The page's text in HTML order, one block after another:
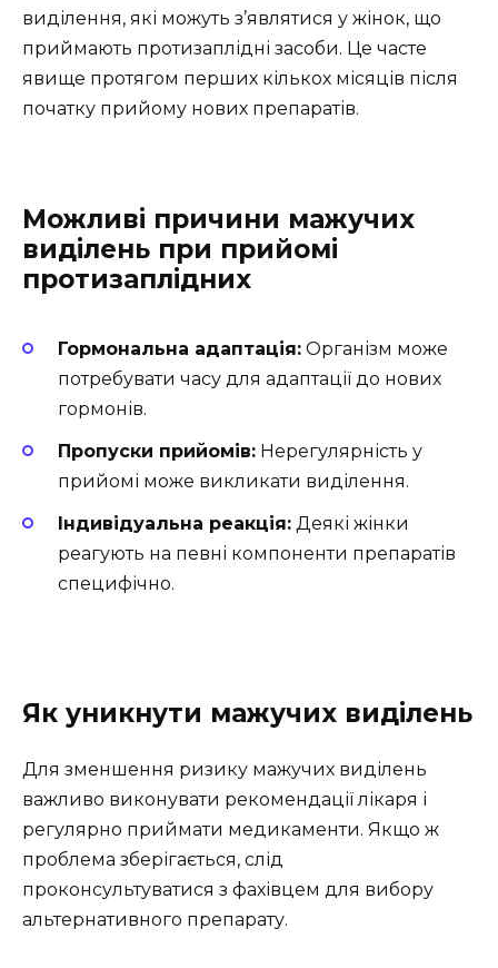
виділення, які можуть з’являтися у жінок, що
приймають протизаплідні засоби. Це часте
явище протягом перших кількох місяців після
початку прийому нових препаратів.
Можливі причини мажучих
виділень при прийомі
протизаплідних
Гормональна адаптація: Організм може
потребувати часу для адаптації до нових
гормонів.
Пропуски прийомів: Нерегулярність у
прийомі може викликати виділення.
Індивідуальна реакція: Деякі жінки
реагують на певні компоненти препаратів
специфічно.
Як уникнути мажучих виділень
Для зменшення ризику мажучих виділень
важливо виконувати рекомендації лікаря і
регулярно приймати медикаменти. Якщо ж
проблема зберігається, слід
проконсультуватися з фахівцем для вибору
альтернативного препарату.